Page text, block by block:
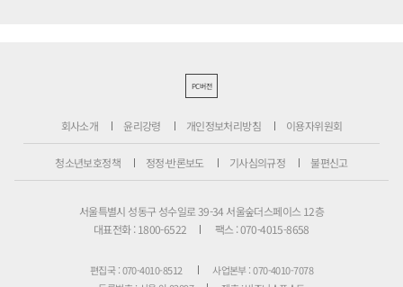
PC버전
회사소개 윤리강령 개인정보처리방침 이용자위원회
청소년보호정책 정정·반론보도 기사심의규정 불편신고
서울특별시 성동구 성수일로 39-34 서울숲더스페이스 12층
대표전화 : 1800-6522
팩스 : 070-4015-8658
편집국 : 070-4010-8512
사업본부 : 070-4010-7078